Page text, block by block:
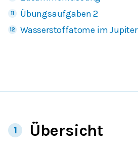
Übungsaufgaben 2
Wasserstoffatome im Jupiter
1 Übersicht